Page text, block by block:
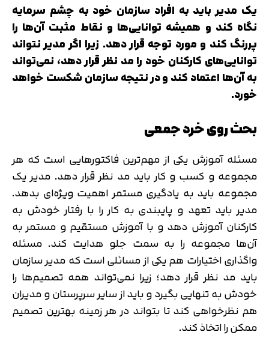
یک مدیر باید به افراد سازمان خود به چشم سرمایه
نگاه کند و همیشه توانایی‌ها و نقاط مثبت آن‌ها را
پررنگ کند و مورد توجه قرار دهد. زیرا اگر مدیر نتواند
توانایی‌های کارکنان خود را مد نظر قرار دهد، نمی‌تواند
به آن‌ها اعتماد کند و در نتیجه سازمان شکست خواهد
خورد.
بحث روی خرد جمعی
مسئله آموزش یکی از مهم‌ترین فاکتورهایی است که هر
مجموعه و کسب و کار باید مد نظر قرار دهد. مدیر یک
مجموعه باید به یادگیری مستمر اهمیت ویژه‌ای بدهد.
مدیر باید تعهد و پایبندی به کار را با رفتار خودش به
کارکنان آموزش دهد و با آموزش مستقیم و مستمر به
آن‌ها مجموعه را به سمت جلو هدایت کند. مسئله
واگذاری اختیارات هم یکی از مسائلی است که مدیر سازمان
باید مد نظر قرار دهد؛ زیرا نمی‌تواند همه تصمیم‌ها را
خودش به تنهایی بگیرد و باید از سایر سرپرستان و مدیران
هم نظرخواهی کند تا بتواند در هر زمینه بهترین تصمیم
ممکن را اتخاذ کند.